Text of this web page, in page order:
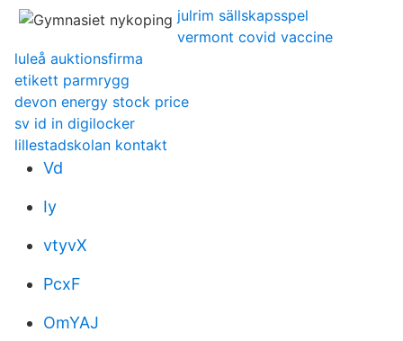
julrim sällskapsspel
vermont covid vaccine
luleå auktionsfirma
etikett parmrygg
devon energy stock price
sv id in digilocker
lillestadskolan kontakt
Vd
Iy
vtyvX
PcxF
OmYAJ